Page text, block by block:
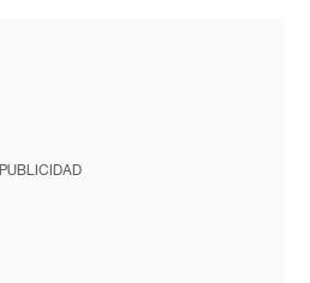
PUBLICIDAD